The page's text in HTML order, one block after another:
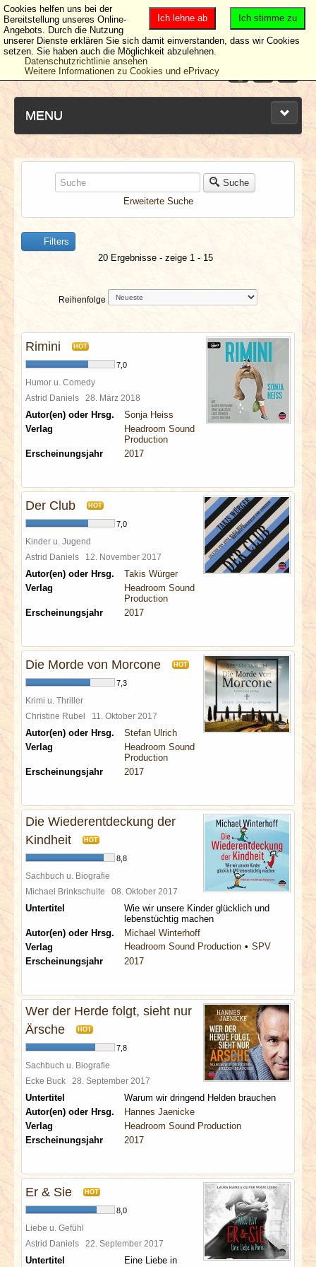
MENU
NEUESTE ARTIKEL
NEWS & DATES
BERICHTE
VERLOSUNGEN
SPECIALS
REDAKTION
LINKS
Suche
Erweiterte Suche
Filters
20 Ergebnisse - zeige 1 - 15
Reihenfolge
Rimini HOT
7,0
Humor u. Comedy
Astrid Daniels 28. März 2018
Autor(en) oder Hrsg.
Sonja Heiss
Verlag
Headroom Sound
Production
Erscheinungsjahr
2017
Der Club HOT
7,0
Kinder u. Jugend
Astrid Daniels 12. November 2017
Autor(en) oder Hrsg.
Takis Würger
Verlag
Headroom Sound
Production
Erscheinungsjahr
2017
Die Morde von Morcone HOT
7,3
Krimi u. Thriller
Christine Rubel 11. Oktober 2017
Autor(en) oder Hrsg.
Stefan Ulrich
Verlag
Headroom Sound
Production
Erscheinungsjahr
2017
Die Wiederentdeckung der
Kindheit
HOT
8,8
Sachbuch u. Biografie
Michael Brinkschulte 08. Oktober 2017
Untertitel
Wie wir unsere Kinder glücklich und
lebenstüchtig machen
Autor(en) oder Hrsg.
Michael Winterhoff
Verlag
Headroom Sound Production
SPV
Erscheinungsjahr
2017
Wer der Herde folgt, sieht nur
Ärsche
HOT
7,8
Sachbuch u. Biografie
Ecke Buck 28. September 2017
Untertitel
Warum wir dringend Helden brauchen
Autor(en) oder Hrsg.
Hannes Jaenicke
Verlag
Headroom Sound Production
Erscheinungsjahr
2017
Er & Sie HOT
8,0
Liebe u. Gefühl
Astrid Daniels 22. September 2017
Untertitel
Eine Liebe in
Ich stimme zu
Ich lehne ab
Cookies helfen uns bei der
Bereitstellung unseres Online-
Angebots. Durch die Nutzung
unserer Dienste erklären Sie sich damit einverstanden, dass wir Cookies
setzen. Sie haben auch die Möglichkeit abzulehnen.
Datenschutzrichtlinie ansehen
Weitere Informationen zu Cookies und ePrivacy